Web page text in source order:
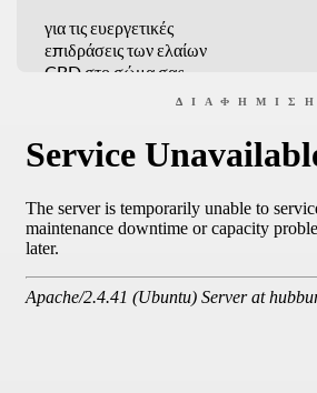
για τις ευεργετικές
επιδράσεις των ελαίων
CBD στο σώμα σας
ΔΙΑΦΉΜΙΣΗ